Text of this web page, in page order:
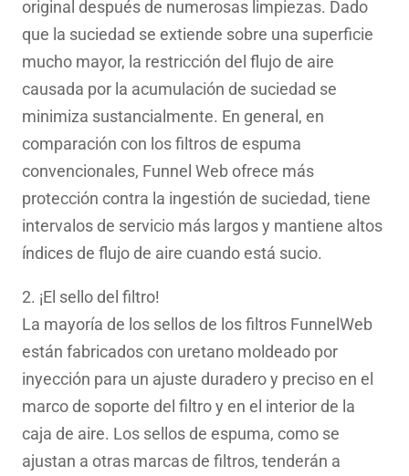
original después de numerosas limpiezas. Dado
que la suciedad se extiende sobre una superficie
mucho mayor, la restricción del flujo de aire
causada por la acumulación de suciedad se
minimiza sustancialmente. En general, en
comparación con los filtros de espuma
convencionales, Funnel Web ofrece más
protección contra la ingestión de suciedad, tiene
intervalos de servicio más largos y mantiene altos
índices de flujo de aire cuando está sucio.
2. ¡El sello del filtro!
La mayoría de los sellos de los filtros FunnelWeb
están fabricados con uretano moldeado por
inyección para un ajuste duradero y preciso en el
marco de soporte del filtro y en el interior de la
caja de aire. Los sellos de espuma, como se
ajustan a otras marcas de filtros, tenderán a